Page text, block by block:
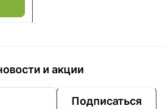
и акции
Подписаться